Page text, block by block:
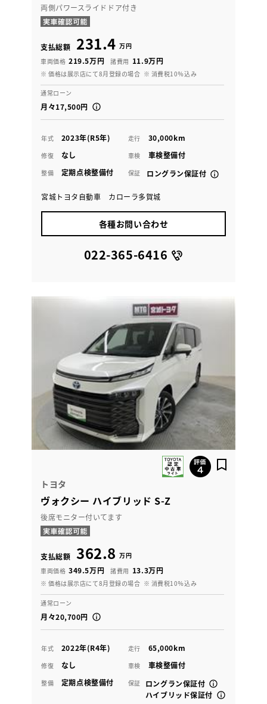
両側パワースライドドア付き
支払総額 231.4 万円
車両価格 219.5万円 諸費用 11.9万円
※ 価格は展示店にて8月登録の場合 ※ 消費税10％込み
通常ローン
月々17,500円
年式 2023年(R5年) 走行 30,000km
修復 なし 車検 車検整備付
整備 定期点検整備付 保証 ロングラン保証付
宮城トヨタ自動車 カローラ多賀城
各種お問い合わせ
022-365-6416
トヨタ
ヴォクシー ハイブリッド S-Z
後席モニター付いてます
支払総額 362.8 万円
車両価格 349.5万円 諸費用 13.3万円
※ 価格は展示店にて8月登録の場合 ※ 消費税10％込み
通常ローン
月々20,700円
年式 2022年(R4年) 走行 65,000km
修復 なし 車検 車検整備付
整備 定期点検整備付 保証
ロングラン保証付
ハイブリッド保証付